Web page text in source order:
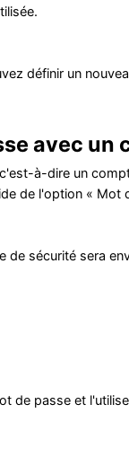
définir un
avec un
à-dire un
de l'option « Mot
de sécurité sera
de passe et